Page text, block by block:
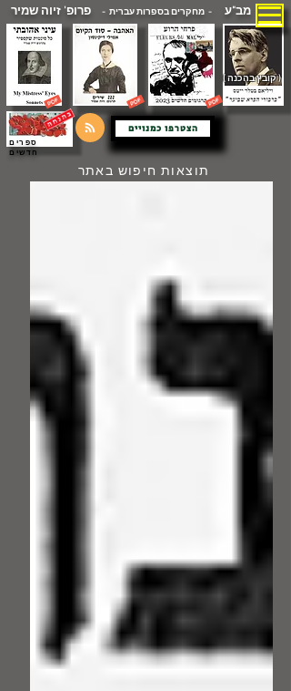
מב"ע - מחקרים בספרות עברית -פרופ' זיוה שמיר
( קובץ בהכנה )
הצטרפו כמנויים
ספרים
חדשים
תוצאות חיפוש באתר